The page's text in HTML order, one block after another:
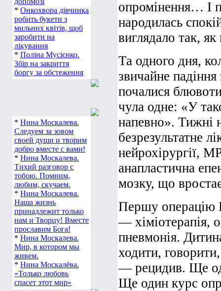
* Онкохвора дівчинка
робить букети з
мильних квітів, щоб
заробити на
лікування
* Поліна Мусієнко.
Збір на закриття
боргу за обстеження
* Нина Москалева.
Следуем за зовом
своей души и творим
добро вместе с вами!
* Нина Москалева.
Тихий разговор с
тобою. Помним,
любим, скучаем.
* Нина Москалева.
Наша жизнь
принадлежит только
нам и Творцу! Вместе
прославим Бога!
* Нина Москалева.
Мир, в котором мы
живем.
* Нина Москалёва.
«Только любовь
спасет этот мир»
опромінення… І
народилась
виглядало так,
Та одного дня,
звичайне
почалися
чула одне: «У
напевно». Тижні
безрезультатне
нейрохірургії,
анапластична
мозку, що
Першу операцію
— хіміотерапія,
пневмонія.
ходити,
— рецидив. Ще
Ще один курс